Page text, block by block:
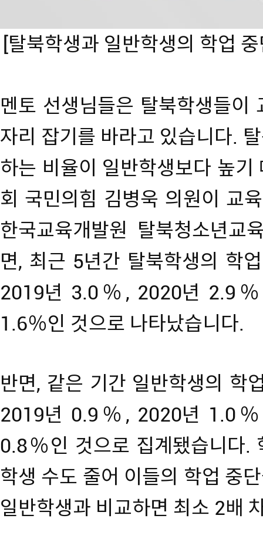
[탈북학생과 일반학생의 학업
멘토 선생님들은 탈북학생들이
자리 잡기를 바라고 있습니다.
하는 비율이 일반학생보다 높
회 국민의힘 김병욱 의원이 교
한국교육개발원 탈북청소년교
면, 최근 5년간 탈북학생의 학
2019년 3.0％, 2020년 2.9
1.6％인 것으로 나타났습니다.
반면, 같은 기간 일반학생의
2019년 0.9％, 2020년 1.0
0.8％인 것으로 집계됐습니다.
학생 수도 줄어 이들의 학업 중
일반학생과 비교하면 최소 2배